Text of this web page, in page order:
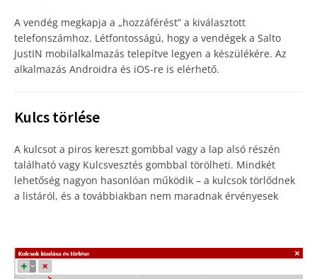
A vendég megkapja a „hozzáférést” a kiválasztott
telefonszámhoz. Létfontosságú, hogy a vendégek a Salto
JustIN mobilalkalmazás telepítve legyen a készülékére. Az
alkalmazás Androidra és iOS-re is elérhető.
Kulcs törlése
A kulcsot a piros kereszt gombbal vagy a lap alsó részén
található vagy Kulcsvesztés gombbal törölheti. Mindkét
lehetőség nagyon hasonlóan működik – a kulcsok törlődnek
a listáról, és a továbbiakban nem maradnak érvényesek